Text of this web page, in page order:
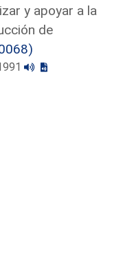
y apoyar a la
de